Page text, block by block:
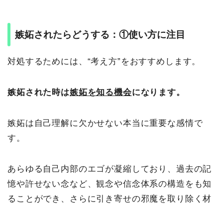
嫉妬されたらどうする：①使い方に注目
対処するためには、“考え方”をおすすめします。
嫉妬された時は嫉妬を知る機会になります。
嫉妬は自己理解に欠かせない本当に重要な感情で
す。
あらゆる自己内部のエゴが凝縮しており、過去の記
憶や許せない念など、観念や信念体系の構造をも知
ることができ、さらに引き寄せの邪魔を取り除く材